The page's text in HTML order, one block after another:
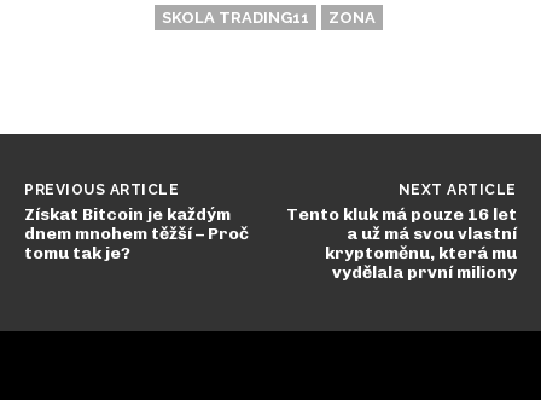
SKOLA TRADING11
ZONA
PREVIOUS ARTICLE
Získat Bitcoin je každým
dnem mnohem těžší – Proč
tomu tak je?
NEXT ARTICLE
Tento kluk má pouze 16 let
a už má svou vlastní
kryptoměnu, která mu
vydělala první miliony